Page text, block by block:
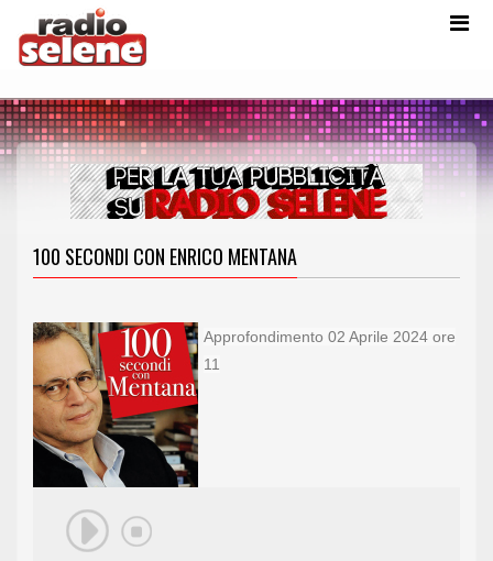
100 SECONDI CON ENRICO MENTANA
Approfondimento 02 Aprile 2024 ore
11